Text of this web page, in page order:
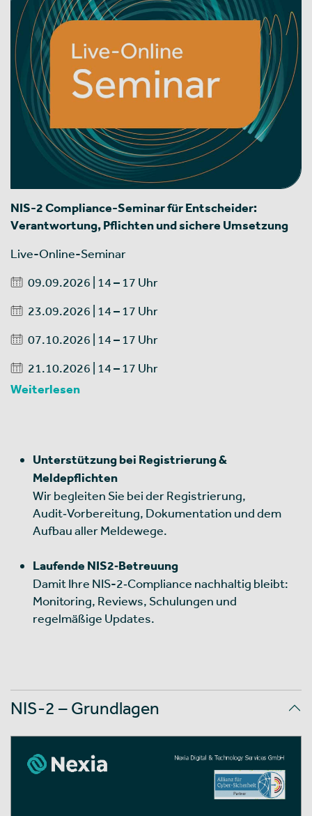
NIS-2 Compliance-Seminar für Entscheider:
Verantwortung, Pflichten und sichere Umsetzung
Live-Online-Seminar
09.09.2026 | 14 – 17 Uhr
23.09.2026 | 14 – 17 Uhr
07.10.2026 | 14 – 17 Uhr
21.10.2026 | 14 – 17 Uhr
Weiterlesen
Unterstützung bei Registrierung &
Meldepflichten
Wir begleiten Sie bei der Registrierung,
Audit‑Vorbereitung, Dokumentation und dem
Aufbau aller Meldewege.
Laufende NIS2‑Betreuung
Damit Ihre NIS-2‑Compliance nachhaltig bleibt:
Monitoring, Reviews, Schulungen und
regelmäßige Updates.
NIS-2 – Grundlagen